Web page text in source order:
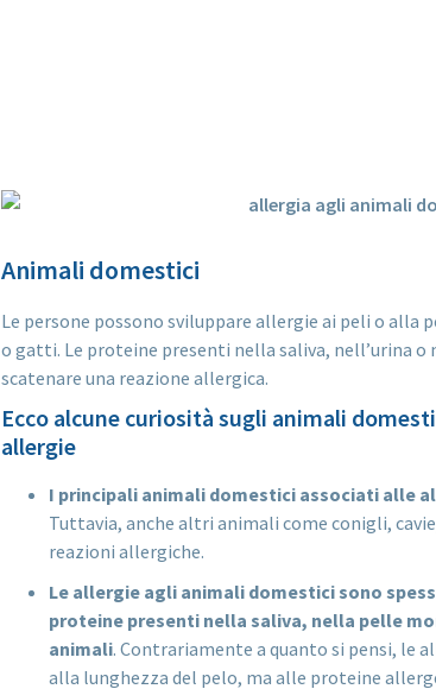
Animali domestici
Le persone possono sviluppare allergie ai peli o alla
o gatti. Le proteine presenti nella saliva, nell’urina
scatenare una reazione allergica.
Ecco alcune curiosità sugli animali
allergie
I principali animali domestici associati alle
Tuttavia, anche altri animali come conigli,
reazioni allergiche.
Le allergie agli animali domestici sono
proteine presenti nella saliva, nella pelle
animali. Contrariamente a quanto si pensi, le
alla lunghezza del pelo, ma alle proteine